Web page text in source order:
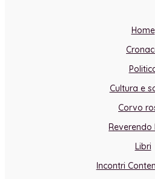
Home
Cultura e
Corvo
Reverendo
Libri
Incontri